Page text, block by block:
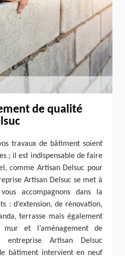
de qualité
travaux de bâtiment soient
; il est indispensable de faire
comme Artisan Delsuc pour
Artisan Delsuc se met à
accompagnons dans la
: d’extension, de rénovation,
terrasse mais également
et l’aménagement de
Artisan Delsuc
bâtiment intervient en neuf